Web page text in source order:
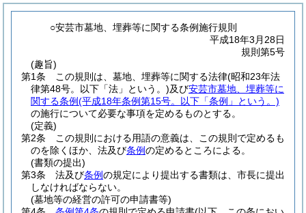
○安芸市墓地、埋葬等に関する条例施行規則
平成18年3月28日
規則第5号
(趣旨)
第1条
この規則は、墓地、埋葬等に関する法律(昭和23年法
律第48号。以下「法」という。)及び安芸市墓地、埋葬等に
関する条例(平成18年条例第15号。以下「条例」という。)
の施行について必要な事項を定めるものとする。
(定義)
第2条
この規則における用語の意義は、この規則で定めるも
のを除くほか、法及び条例の定めるところによる。
(書類の提出)
第3条
法及び条例の規定により提出する書類は、市長に提出
しなければならない。
(墓地等の経営の許可の申請書等)